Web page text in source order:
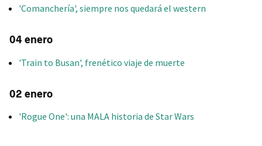
'Comanchería', siempre nos quedará el western
04 enero
'Train to Busan', frenético viaje de muerte
02 enero
'Rogue One': una MALA historia de Star Wars